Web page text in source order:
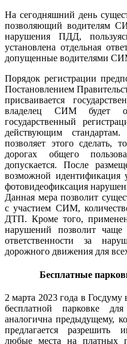
На сегодняшний день
позволяющий водителям
нарушения ПДД,
установлена отдельная
допущенные водителями
Порядок регистрации
Постановлением
присваивается
владелец СИМ будет
государственный
действующим
позволяет этого сделать,
дорогах общего
допускается. После
возможной идентификация
фотовидеофиксация
Данная мера позволит
с участием СИМ,
ДТП. Кроме того,
нарушений позволит
ответственности за
дорожного движения для
Бесплатные
2 марта 2023 года в
бесплатной парковке
аналогична предыдущему,
предлагается разрешить
любые места на платных